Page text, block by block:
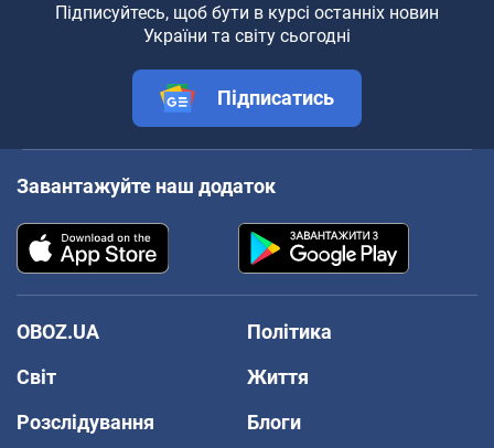
Підписуйтесь, щоб бути в курсі останніх новин
України та світу сьогодні
Підписатись
Завантажуйте наш додаток
OBOZ.UA
Політика
Світ
Життя
Розслідування
Блоги